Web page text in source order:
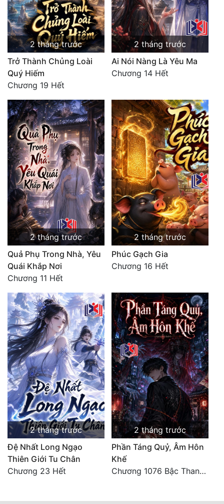
Đam Mỹ
Đẹp
Đẹp Hiệp
Tính Cách Nhân Vật :
Sát Phạt Quyết Đoán
Vô Sỉ
Điềm Đạm
2 tháng trước
Trở Thành Chủng Loài
Quý Hiếm
Chương 19 Hết
2 tháng trước
Ai Nói Nàng Là Yêu Ma
Chương 14 Hết
2 tháng trước
Quả Phụ Trong Nhà, Yêu
Quái Khắp Nơi
Chương 11 Hết
2 tháng trước
Phúc Gạch Gia
Chương 16 Hết
2 tháng trước
Đệ Nhất Long Ngạo
Thiên Giới Tu Chân
Chương 23 Hết
2 tháng trước
Phần Táng Quỷ, Âm Hôn
Khế
Chương 1076 Bậc Thang Lên Ngôi Vua (Kết Thúc)